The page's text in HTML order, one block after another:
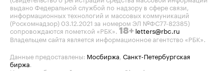
выдано Федеральной службой по надзору в сфере связи,
информационных технологий и массовых коммуникаций
(Роскомнадзор) 03.12.2021 за номером ЭЛ №ФС77-82385)
сопровождаются пометкой «РБК». 18+ letters@rbc.ru
Владельцем сайта является информационное агентство «РБК».
Данные предоставлены: Мосбиржа, Санкт-Петербургская
биржа.